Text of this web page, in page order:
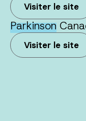
Visiter le site
Parkinson
Visiter le site